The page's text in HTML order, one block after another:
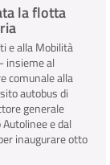
la flotta
e alla Mobilità
insieme al
comunale alla
autobus di
generale
e dal
inaugurare otto